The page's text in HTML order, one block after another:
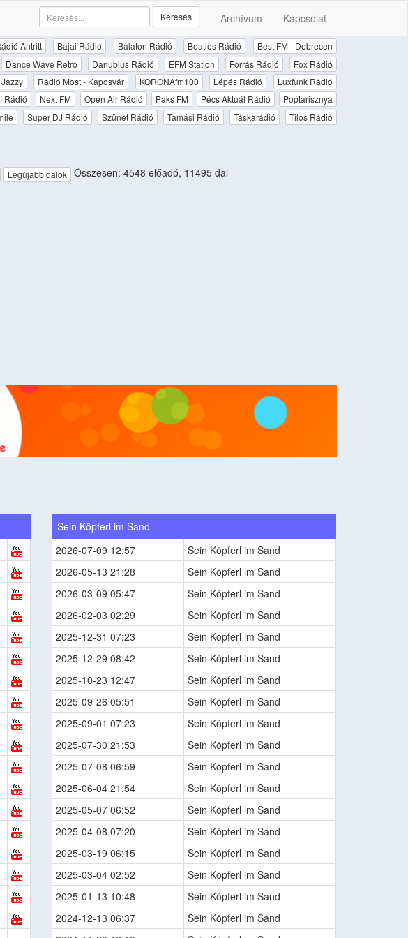
Archívum Kapcsolat
Keresés
Antritt Bajai Rádió Balaton Rádió Beatles Rádió
Best FM - Debrecen
Dance Wave Retro Danubius Rádió EFM Station Forrás Rádió
Fox Rádió
Jazzy Rádió Most - Kaposvár KORONAfm100 Lépés Rádió
Luxfunk Rádió
Rádió Next FM Open Air Rádió Paks FM Pécs Aktuál Rádió
Poptarisznya
Super DJ Rádió Szünet Rádió Tamási Rádió Táskarádió
Tilos Rádió
Legújabb dalok Összesen: 4548 előadó, 11495 dal
Sein Köpferl im Sand
2026-07-09 12:57
Sein Köpferl im Sand
2026-05-13 21:28
Sein Köpferl im Sand
2026-03-09 05:47
Sein Köpferl im Sand
2026-02-03 02:29
Sein Köpferl im Sand
2025-12-31 07:23
Sein Köpferl im Sand
2025-12-29 08:42
Sein Köpferl im Sand
2025-10-23 12:47
Sein Köpferl im Sand
2025-09-26 05:51
Sein Köpferl im Sand
2025-09-01 07:23
Sein Köpferl im Sand
2025-07-30 21:53
Sein Köpferl im Sand
2025-07-08 06:59
Sein Köpferl im Sand
2025-06-04 21:54
Sein Köpferl im Sand
2025-05-07 06:52
Sein Köpferl im Sand
2025-04-08 07:20
Sein Köpferl im Sand
2025-03-19 06:15
Sein Köpferl im Sand
2025-03-04 02:52
Sein Köpferl im Sand
2025-01-13 10:48
Sein Köpferl im Sand
2024-12-13 06:37
Sein Köpferl im Sand